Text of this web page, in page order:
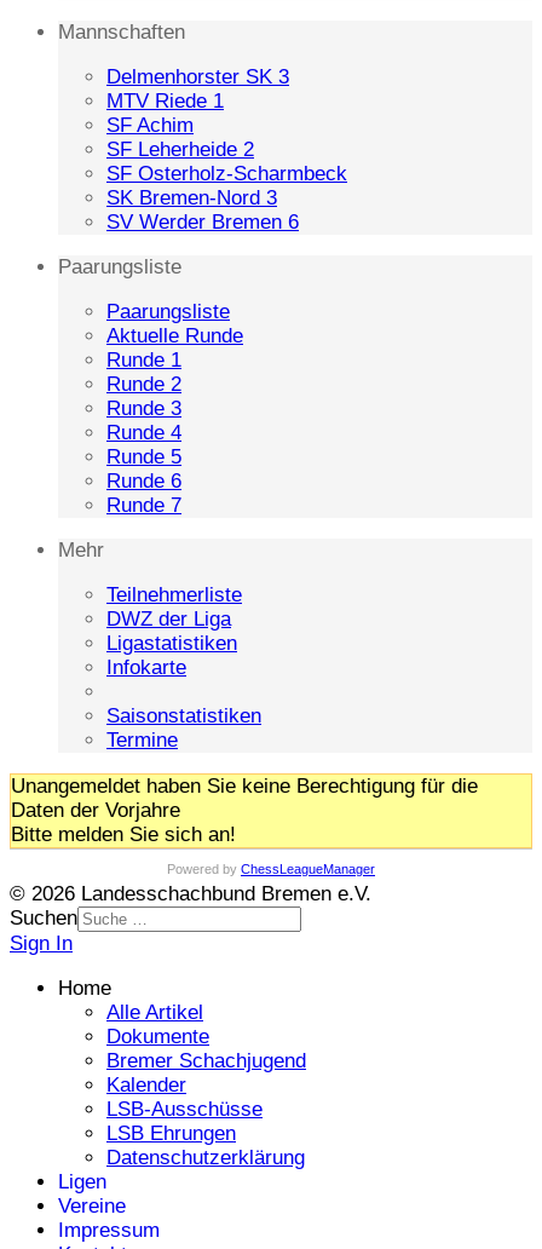
Mannschaften
Delmenhorster SK 3
MTV Riede 1
SF Achim
SF Leherheide 2
SF Osterholz-Scharmbeck
SK Bremen-Nord 3
SV Werder Bremen 6
Paarungsliste
Paarungsliste
Aktuelle Runde
Runde 1
Runde 2
Runde 3
Runde 4
Runde 5
Runde 6
Runde 7
Mehr
Teilnehmerliste
DWZ der Liga
Ligastatistiken
Infokarte
Saisonstatistiken
Termine
Unangemeldet haben Sie keine Berechtigung für die
Daten der Vorjahre
Bitte melden Sie sich an!
Powered by ChessLeagueManager
© 2026 Landesschachbund Bremen e.V.
Suchen
Sign In
Home
Alle Artikel
Dokumente
Bremer Schachjugend
Kalender
LSB-Ausschüsse
LSB Ehrungen
Datenschutzerklärung
Ligen
Vereine
Impressum